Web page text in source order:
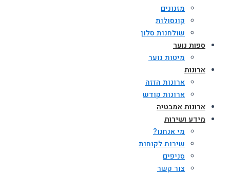
מזנונים
קונסולות
שולחנות סלון
ספות נוער
מיטות נוער
ארונות
ארונות הזזה
ארונות קודש
ארונות אמבטיה
מידע ושירות
מי אנחנו?
שירות לקוחות
סניפים
צור קשר